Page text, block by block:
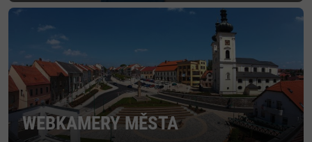
WEBKAMERY MĚSTA